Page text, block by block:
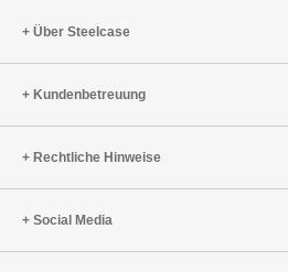
Über Steelcase
Kundenbetreuung
Rechtliche Hinweise
Social Media